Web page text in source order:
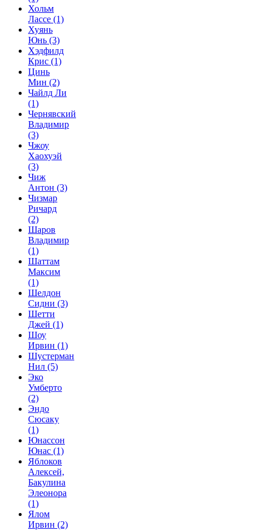
Хольм
Лассе (1)
Хуянь
Юнь (3)
Хэдфилд
Крис (1)
Цинь
Мин (2)
Чайлд Ли
(1)
Чернявский
Владимир
(3)
Чжоу
Хаохуэй
(3)
Чиж
Антон (3)
Чизмар
Ричард
(2)
Шаров
Владимир
(1)
Шаттам
Максим
(1)
Шелдон
Сидни (3)
Шетти
Джей (1)
Шоу
Ирвин (1)
Шустерман
Нил (5)
Эко
Умберто
(2)
Эндо
Сюсаку
(1)
Юнассон
Юнас (1)
Яблоков
Алексей,
Бакулина
Элеонора
(1)
Ялом
Ирвин (2)